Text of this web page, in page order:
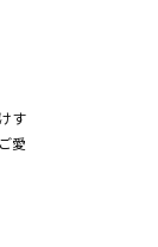
す
愛